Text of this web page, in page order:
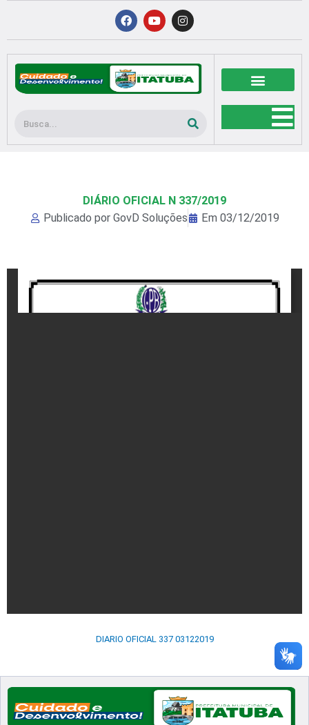
conteúdo
F
a
c
b
o
o
k
Y
o
u
u
b
e
I
n
s
a
g
r
a
Pesquisar
DIÁRIO OFICIAL N 337/2019
Publicado por GovD Soluções Em 03/12/2019
DIARIO OFICIAL 337 03122019